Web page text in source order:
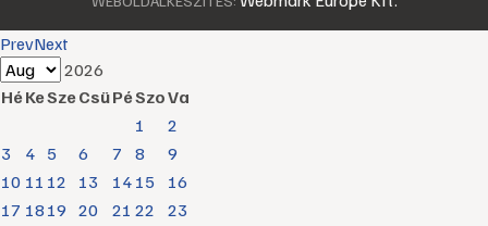
PrevNext
2026
HéKeSzeCsüPéSzoVa
1
2
3
4 5 6 7 8
9
10 11 12 13 14 15
16
17 18 19 20 21 22
23